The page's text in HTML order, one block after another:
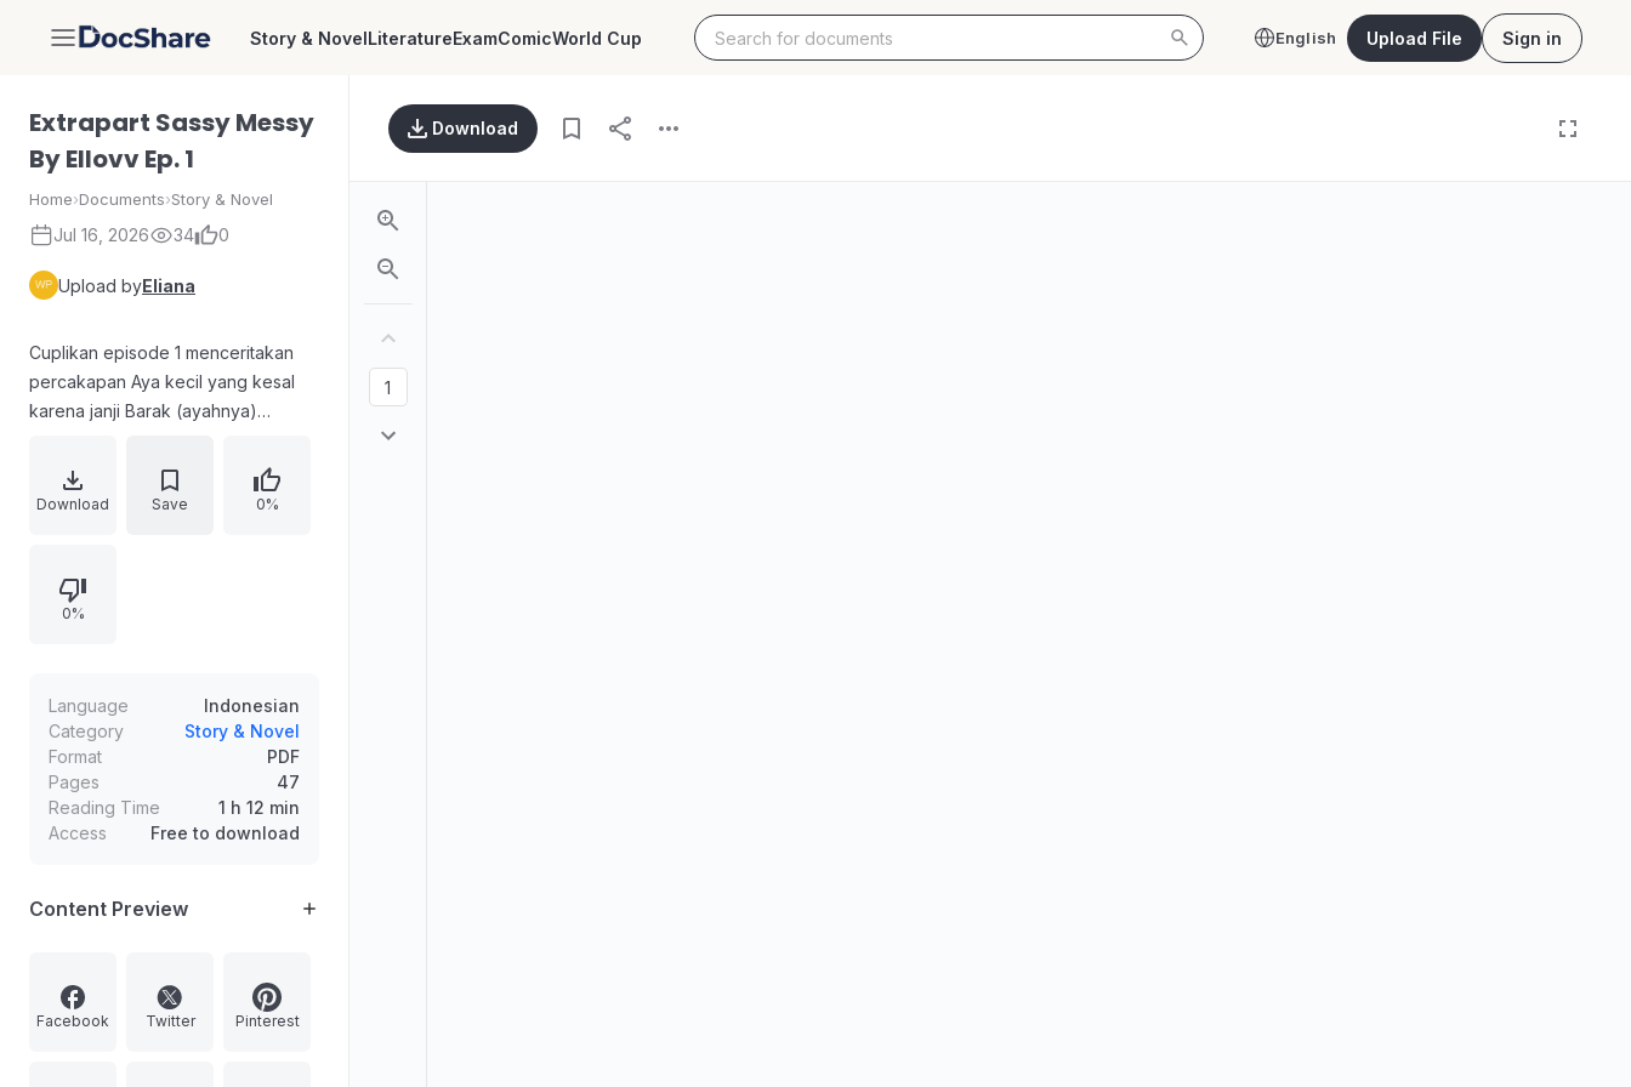
DocShare Story & NovelLiteratureExamComicWorld Cup English Upload File Sign in
Extrapart Sassy Messy
By Ellovv Ep. 1
Home›Documents›Story & Novel
Jul 16, 2026 34 0
Upload byEliana
Cuplikan episode 1 menceritakan
percakapan Aya kecil yang kesal
karena janji Barak (ayahnya)
ditepati. Saat Barak harus pergi
karena panggilan rumah sakit, Aya
menenangkan dan mengaitkan
alasan keterlambatan dengan
Download Save 0%
0%
Language
Indonesian
Category
Story & Novel
Format
PDF
Pages
47
Reading Time
1 h 12 min
Access
Free to download
Content Preview
Facebook Twitter Pinterest
Download